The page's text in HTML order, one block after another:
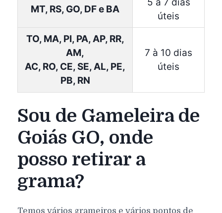
MT, RS, GO, DF e BA
úteis
TO, MA, PI, PA, AP, RR,
AM,
AC, RO, CE, SE, AL, PE,
PB, RN
7 à 10 dias
úteis
Sou de Gameleira de
Goiás GO, onde
posso retirar a
grama?
Temos vários grameiros e vários pontos de